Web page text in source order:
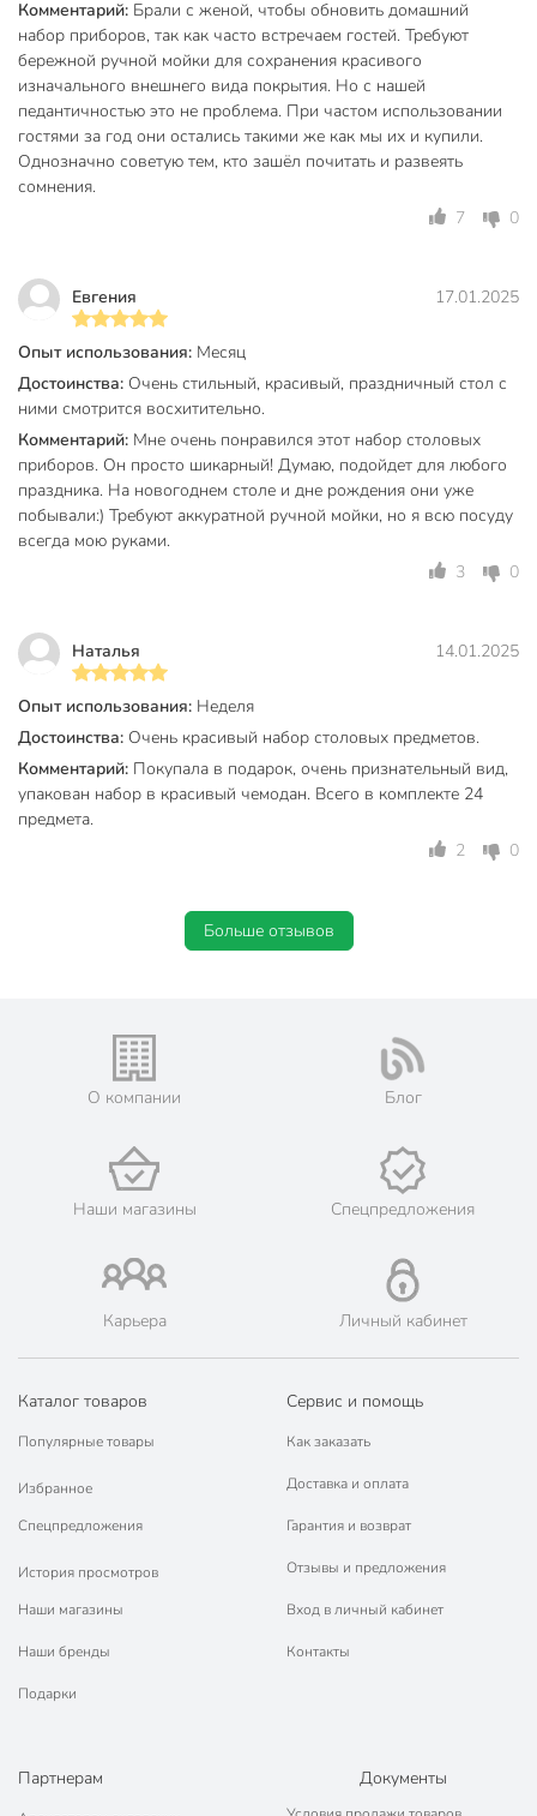
Гарантируем быструю доставку и соответствие заявленным
характеристикам.
Частые вопросы:
Можно ли мыть столовые приборы в посудомоечной
машине?
Нет, данный набор из нержавеющей стали рекомендуется
мыть вручную, чтобы сохранить бело-золотой декор и
Для какого случая подходит этот набор?
Комплект универсален: подходит для сервировки дома,
дачи, праздничных ужинов, а также как готовый подарок
на 8 марта или новоселье благодаря красивой упаковке.
Сколько предметов и на сколько персон рассчитан?
В наборе 24 предмета на 6 персон, длина каждого
прибора — 21 см, материал — нержавеющая сталь без
покрытия, ручки — тонкие белые.
Вы можете приобрести «Набор столовых приборов
Белый с золотым, Y6-10263» и другие товары в нашем
интернет-магазине в Астрахани по низким ценам и с
Техническая информация
Длина, см
21 см
Количество предметов
Страна производства
Можно мыть в посудомоечной
сталь
белый
современный
набор столовых
приборов
Назначение
столовый
чайный
Особенности
на 8 марта
в подарочной
Особенности ручки
тонкий
Покрытие
Модель
Комментарий: Брали с женой, чтобы обновить домашний
набор приборов, так как часто встречаем гостей. Требуют
бережной ручной мойки для сохранения красивого
изначального внешнего вида покрытия. Но с нашей
педантичностью это не проблема. При частом использовании
гостями за год они остались такими же как мы их и купили.
Однозначно советую тем, кто зашёл почитать и развеять
сомнения.
7
0
Евгения 17.01.2025
Опыт использования: Месяц
Достоинства: Очень стильный, красивый, праздничный стол с
ними смотрится восхитительно.
Комментарий: Мне очень понравился этот набор столовых
приборов. Он просто шикарный! Думаю, подойдет для любого
праздника. На новогоднем столе и дне рождения они уже
побывали:) Требуют аккуратной ручной мойки, но я всю посуду
всегда мою руками.
3
0
Наталья 14.01.2025
Опыт использования: Неделя
Достоинства: Очень красивый набор столовых предметов.
Комментарий: Покупала в подарок, очень признательный вид,
упакован набор в красивый чемодан. Всего в комплекте 24
предмета.
2
0
Больше отзывов
О компании Блог
Наши магазины Спецпредложения
Карьера Личный кабинет
Каталог товаров
Популярные товары
Избранное
Спецпредложения
История просмотров
Наши магазины
Наши бренды
Подарки
Сервис и помощь
Как заказать
Доставка и оплата
Гарантия и возврат
Отзывы и предложения
Вход в личный кабинет
Контакты
Партнерам Документы